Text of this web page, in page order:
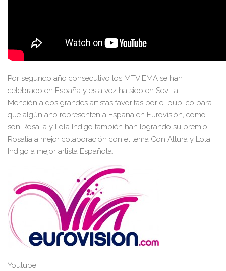
Por segundo año consecutivo los MTV EMA se han
celebrado en España y esta vez ha sido en Sevilla.
Mención a dos grandes artistas favoritas por el público para
que algún año representen a España en Eurovisión, como
son Rosalía y Lola Indigo también han logrando su premio,
Rosalía a mejor colaboración con el tema Con Altura y Lola
Indigo a mejor artista Española.
Youtube